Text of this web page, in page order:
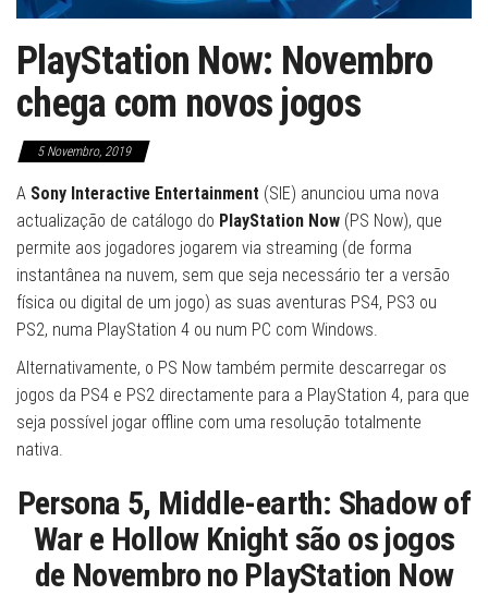
PlayStation Now: Novembro
chega com novos jogos
5 Novembro, 2019
A Sony Interactive Entertainment (SIE) anunciou uma nova
actualização de catálogo do PlayStation Now (PS Now), que
permite aos jogadores jogarem via streaming (de forma
instantânea na nuvem, sem que seja necessário ter a versão
física ou digital de um jogo) as suas aventuras PS4, PS3 ou
PS2, numa PlayStation 4 ou num PC com Windows.
Alternativamente, o PS Now também permite descarregar os
jogos da PS4 e PS2 directamente para a PlayStation 4, para que
seja possível jogar offline com uma resolução totalmente
nativa.
Persona 5, Middle-earth: Shadow of
War e Hollow Knight são os jogos
de Novembro no PlayStation Now